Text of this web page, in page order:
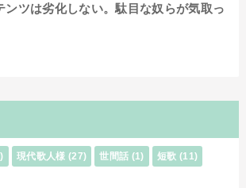
ンツは劣化しない。駄目な奴らが気取っ
現代歌人様 (27) 世間話 (1) 短歌 (11)